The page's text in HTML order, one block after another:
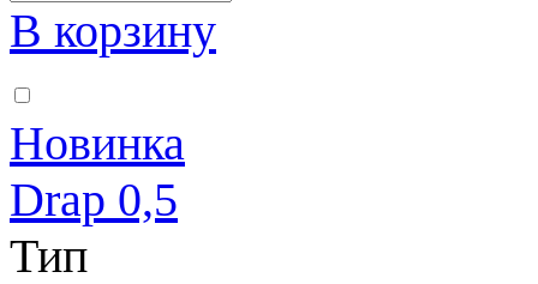
В корзину
Новинка
Drap 0,5
Тип